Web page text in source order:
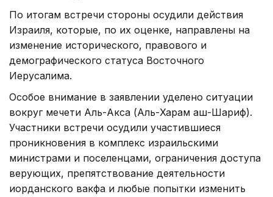
По итогам встречи стороны осудили действия
Израиля, которые, по их оценке, направлены на
изменение исторического, правового и
демографического статуса Восточного
Иерусалима.
Особое внимание в заявлении уделено ситуации
вокруг мечети Аль-Акса (Аль-Харам аш-Шариф).
Участники встречи осудили участившиеся
проникновения в комплекс израильскими
министрами и поселенцами, ограничения доступа
верующих, препятствование деятельности
иорданского вакфа и любые попытки изменить